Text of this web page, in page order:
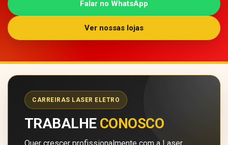
Falar no WhatsApp
Ver nossas lojas
CARREIRAS LASER ELETRO
TRABALHE CONOSCO